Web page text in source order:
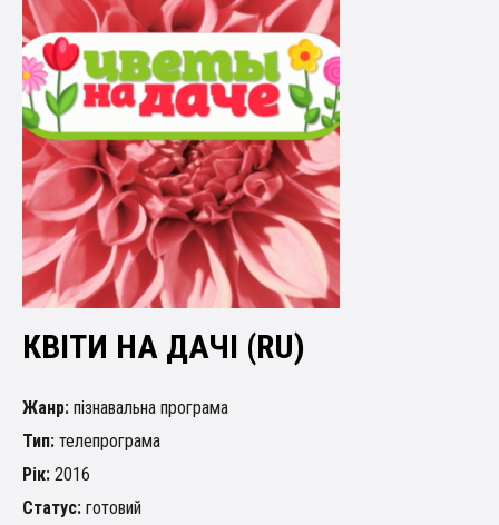
КВІТИ НА ДАЧІ (RU)
Жанр: пізнавальна програма
Тип: телепрограма
Рік: 2016
Статус: готовий